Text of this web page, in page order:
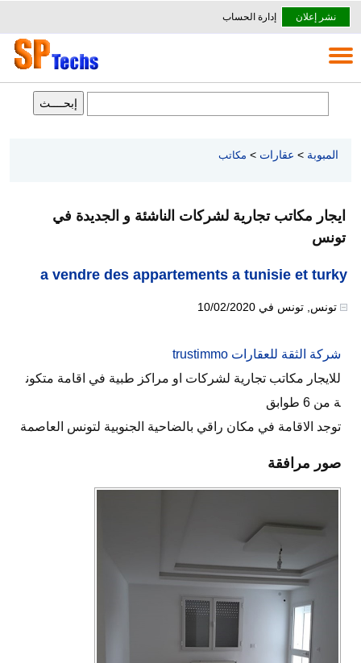
نشر إعلان إدارة الحساب
المبوبة > عقارات > مكاتب
ايجار مكاتب تجارية لشركات الناشئة و الجديدة في
تونس
a vendre des appartements a tunisie et turky
تونس ,تونس في 10/02/2020
شركة الثقة للعقارات trustimmo
للايجار مكاتب تجارية لشركات او مراكز طبية في اقامة متكون
ة من 6 طوابق
توجد الاقامة في مكان راقي بالضاحية الجنوبية لتونس العاصمة
صور مرافقة